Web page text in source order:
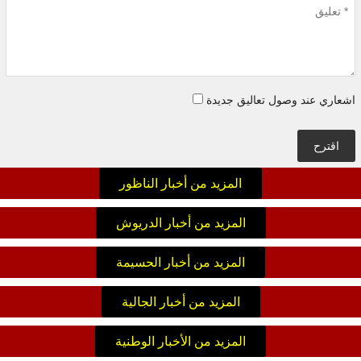
اشعاري عند وصول تعاليق جديدة
اقترح
المزيد من أخبار الناظور
المزيد من أخبار الدريوش
المزيد من أخبار الحسيمة
المزيد من أخبار الجالية
المزيد من الأخبار الوطنية